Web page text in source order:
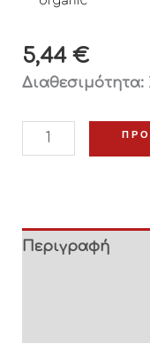
5,44€
Διαθεσιμότητα:
Περιγραφή